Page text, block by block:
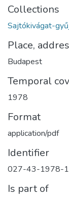
Collections
Sajtókivágat-
Place,
Budapest
Temporal
1978
Format
application/pdf
Identifier
027-43-1978-
Is part of